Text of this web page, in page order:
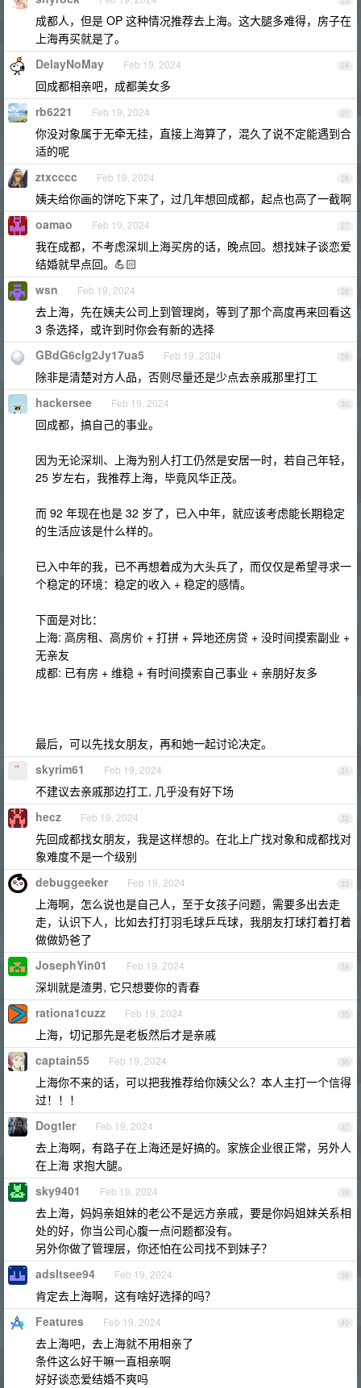
成都人，但是 OP 这种情况推荐去上海。这大腿多难得，房子在
上海再买就是了。
24
DelayNoMay Feb 19, 2024
回成都相亲吧，成都美女多
25
rb6221 Feb 19, 2024
你没对象属于无牵无挂，直接上海算了，混久了说不定能遇到合
适的呢
26
ztxcccc Feb 19, 2024
姨夫给你画的饼吃下来了，过几年想回成都，起点也高了一截啊
27
oamao Feb 19, 2024
我在成都，不考虑深圳上海买房的话，晚点回。想找妹子谈恋爱
结婚就早点回。💪🏻
28
wsn Feb 19, 2024
去上海，先在姨夫公司上到管理岗，等到了那个高度再来回看这
3 条选择，或许到时你会有新的选择
29
GBdG6clg2Jy17ua5 Feb 19, 2024
除非是清楚对方人品，否则尽量还是少点去亲戚那里打工
30
hackersee Feb 19, 2024
回成都，搞自己的事业。
因为无论深圳、上海为别人打工仍然是安居一时，若自己年轻，
25 岁左右，我推荐上海，毕竟风华正茂。
而 92 年现在也是 32 岁了，已入中年，就应该考虑能长期稳定
的生活应该是什么样的。
已入中年的我，已不再想着成为大头兵了，而仅仅是希望寻求一
个稳定的环境：稳定的收入 + 稳定的感情。
下面是对比：
上海: 高房租、高房价 + 打拼 + 异地还房贷 + 没时间摸索副业 +
无亲友
成都: 已有房 + 维稳 + 有时间摸索自己事业 + 亲朋好友多
最后，可以先找女朋友，再和她一起讨论决定。
31
skyrim61 Feb 19, 2024
不建议去亲戚那边打工, 几乎没有好下场
32
hecz Feb 19, 2024
先回成都找女朋友，我是这样想的。在北上广找对象和成都找对
象难度不是一个级别
33
debuggeeker Feb 19, 2024
上海啊，怎么说也是自己人，至于女孩子问题，需要多出去走
走，认识下人，比如去打打羽毛球乒乓球，我朋友打球打着打着
做做奶爸了
34
JosephYin01 Feb 19, 2024
深圳就是渣男, 它只想要你的青春
35
rationa1cuzz Feb 19, 2024
上海，切记那先是老板然后才是亲戚
36
captain55 Feb 19, 2024
上海你不来的话，可以把我推荐给你姨父么？本人主打一个信得
过！！！
37
Dogtler Feb 19, 2024
去上海啊，有路子在上海还是好搞的。家族企业很正常，另外人
在上海 求抱大腿。
38
sky9401 Feb 19, 2024
去上海，妈妈亲姐妹的老公不是远方亲戚，要是你妈姐妹关系相
处的好，你当公司心腹一点问题都没有。
另外你做了管理层，你还怕在公司找不到妹子？
39
adsltsee94 Feb 19, 2024
肯定去上海啊，这有啥好选择的吗？
40
Features Feb 19, 2024
去上海吧，去上海就不用相亲了
条件这么好干嘛一直相亲啊
好好谈恋爱结婚不爽吗